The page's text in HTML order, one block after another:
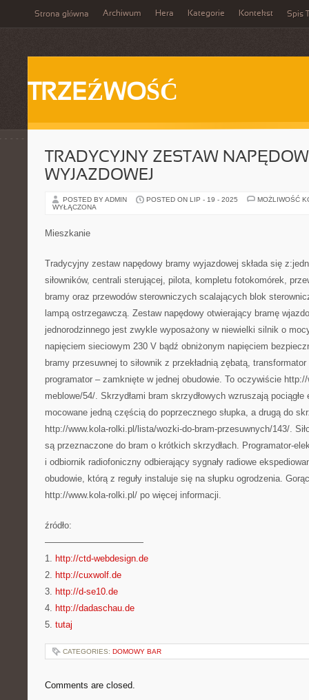
Strona główna Archiwum Hera Kategorie Kontekst Spis
TRZEŹWOŚĆ
TRADYCYJNY ZESTAW
WYJAZDOWEJ
POSTED BY ADMIN POSTED ON LIP - 19 - 2025
MOŻLIWOŚĆ
WYŁĄCZONA
Mieszkanie
Tradycyjny zestaw napędowy bramy wyjazdowej składa się
siłowników, centrali sterującej, pilota, kompletu fotokomórek,
bramy oraz przewodów sterowniczych scalających blok
lampą ostrzegawczą. Zestaw napędowy otwierający bramę
jednorodzinnego jest zwykle wyposażony w niewielki silnik o
napięciem sieciowym 230 V bądź obniżonym napięciem
bramy przesuwnej to siłownik z przekładnią zębatą,
programator – zamknięte w jednej obudowie. To oczywiście
meblowe/54/. Skrzydłami bram skrzydłowych wzruszają
mocowane jedną częścią do poprzecznego słupka, a drugą do
http://www.kola-rolki.pl/lista/wozki-do-bram-przesuwnych/143/.
są przeznaczone do bram o krótkich skrzydłach. Programator-
i odbiornik radiofoniczny odbierający sygnały radiowe
obudowie, którą z reguły instaluje się na słupku ogrodzenia.
http://www.kola-rolki.pl/ po więcej informacji.
źródło:
———————————
1. http://ctd-webdesign.de
2. http://cuxwolf.de
3. http://d-se10.de
4. http://dadaschau.de
5. tutaj
CATEGORIES: DOMOWY BAR
Comments are closed.